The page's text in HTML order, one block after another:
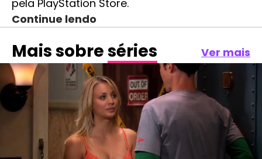
pela PlayStation Store.
Continue lendo
Mais sobreséries Ver mais